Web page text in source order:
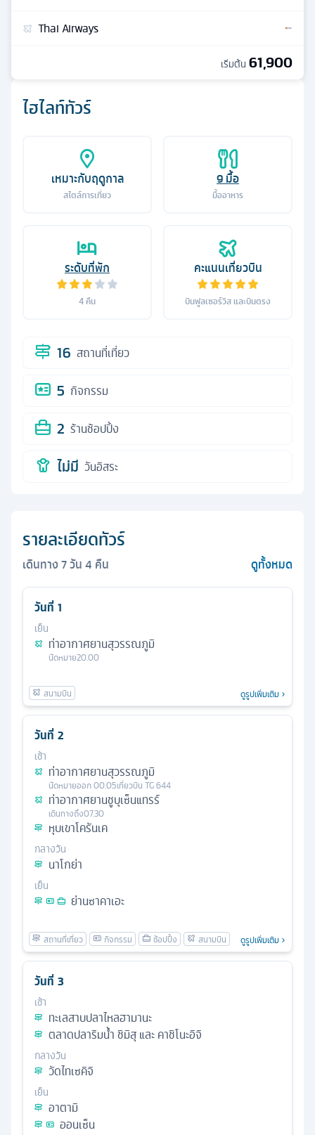
ไฮไลท์ทัวร์
เหมาะกับฤดูกาล
สไตล์การเที่ยว
9มื้อ
มื้ออาหาร
ระดับที่พัก
4 คืน
คะแนนเที่ยวบิน
บินฟูลเซอร์วิส และบินตรง
16 สถานที่เที่ยว
5 กิจกรรม
2 ร้านช้อปปิ้ง
ไม่มี วันอิสระ
รายละเอียดทัวร์
เดินทาง7วัน4 คืน ดูทั้งหมด
วันที่ 1
เย็น
ท่าอากาศยานสุวรรณภูมิ
นัดหมาย20.00
ดูรูปเพิ่มเติม
วันที่ 2
เช้า
ท่าอากาศยานสุวรรณภูมิ
นัดหมายออก00.05เที่ยวบิน TG 644
ท่าอากาศยานชูบุเซ็นแทรร์
เดินทางถึง07.30
หุบเขาโครันเค
กลางวัน
นาโกย่า
เย็น
ย่านซาคาเอะ
ดูรูปเพิ่มเติม
วันที่ 3
เช้า
ทะเลสาบปลาไหลฮามานะ
ตลาดปลาริมน้ำ ชิมิสุ และ คาชิโนะอิจิ
กลางวัน
วัดไทเซคิจิ
เย็น
อาตามิ
ออนเซ็น
Thai Airways
เริ่มต้น 61,900